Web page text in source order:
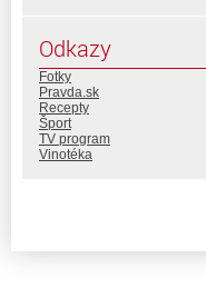
Odkazy
Fotky
Pravda.sk
Recepty
Šport
TV program
Vinotéka